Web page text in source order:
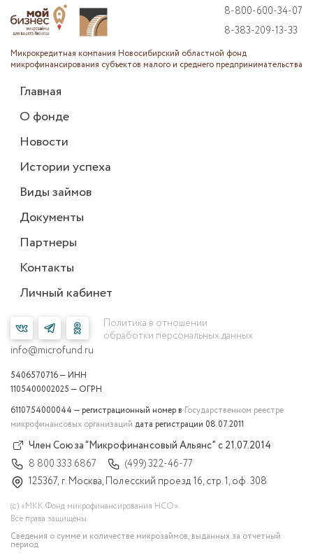
8-800-600-34-07
8-383-209-13-33
Микрокредитная компания Новосибирский областной фонд
микрофинансирования субъектов малого и среднего предпринимательства
Главная
О фонде
Новости
Истории успеха
Виды займов
Документы
Партнеры
Контакты
Личный кабинет
info@microfund.ru
Политика в отношении
обработки персональных данных
5406570716 — ИНН
1105400002025 — ОГРН
6110754000044 — регистрационный номер в Государственном реестре
микрофинансовых организаций дата регистрации 08.07.2011
Член Союза “Микрофинансовый Альянс” с 21.07.2014
8 800 333 6867
(499) 322-46-77
125367, г. Москва, Полесский проезд 16, стр. 1, оф. 308
(с) «МКК Фонд микрофинансирования НСО».
Все права защищены
Сведения о сумме и количестве микрозаймов, выданных за отчетный
период